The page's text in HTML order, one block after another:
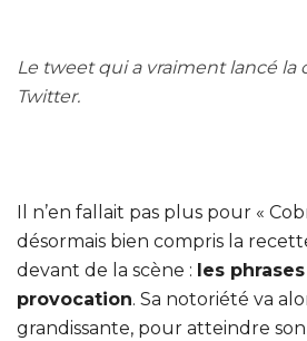
Le tweet qui a vraiment lancé la
Twitter.
Il n’en fallait pas plus pour «
désormais bien compris la
devant de la scène : les
provocation. Sa notoriété va
grandissante, pour atteindre